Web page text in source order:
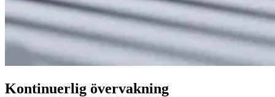
Kontinuerlig övervakning